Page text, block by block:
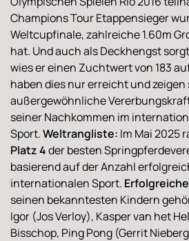
Champions Tour Etappensieger
Weltcupfinale, zahlreiche 1.60m
hat. Und auch als Deckhengst
wies er einen Zuchtwert von 183
haben dies nur erreicht und zeigen
außergewöhnliche
seiner Nachkommen im
Sport.Weltrangliste: Im Mai 2025
Platz 4der besten
basierend auf der Anzahl
internationalen Sport.
seinen bekanntesten Kindern
Igor (Jos Verloy), Kasper van het
Bisschop, Ping Pong (Gerrit